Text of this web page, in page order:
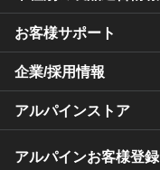
お客様サポート
企業/採用情報
アルパインストア
アルパインお客様登録